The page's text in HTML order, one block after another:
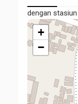
dengan
+
−